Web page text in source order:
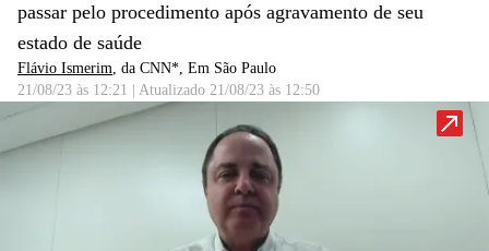
passar pelo procedimento após agravamento de seu
estado de saúde
Flávio Ismerim, da CNN*, Em São Paulo
21/08/23 às 12:21
Atualizado 21/08/23 às 12:50